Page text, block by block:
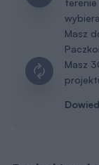
terenie
Masz
Masz